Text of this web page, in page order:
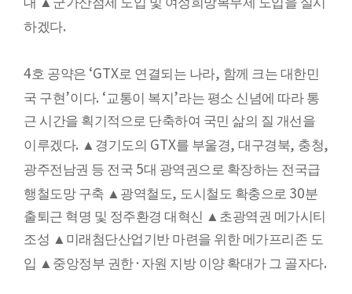
하겠다.
4호 공약은 ‘GTX로 연결되는 나라, 함께 크는 대한민
국 구현’이다. ‘교통이 복지’라는 평소 신념에 따라 통
근 시간을 획기적으로 단축하여 국민 삶의 질 개선을
이루겠다. ▲ 경기도의 GTX를 부울경, 대구경북, 충청,
광주전남권 등 전국 5대 광역권으로 확장하는 전국급
행철도망 구축 ▲ 광역철도, 도시철도 확충으로 30분
출퇴근 혁명 및 정주환경 대혁신 ▲ 초광역권 메가시티
조성 ▲ 미래첨단산업기반 마련을 위한 메가프리존 도
입 ▲ 중앙정부 권한· 자원 지방 이양 확대가 그 골자다.